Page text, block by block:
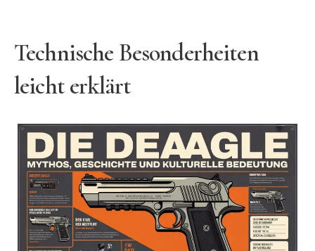
Technische Besonderheiten
leicht erklärt